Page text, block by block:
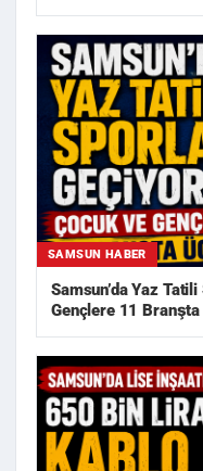
SAMSUN HABER
Samsun’da Yaz
Gençlere 11